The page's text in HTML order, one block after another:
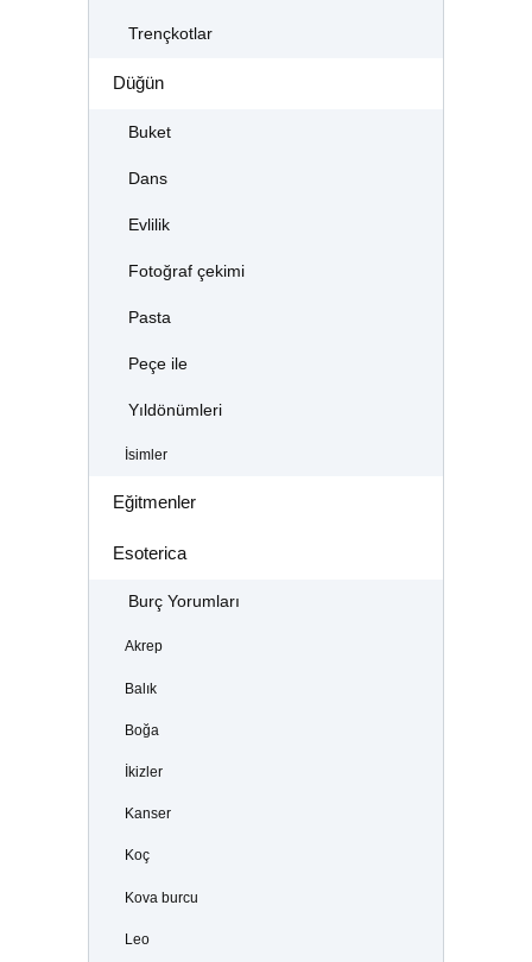
Trençkotlar
Düğün
Buket
Dans
Evlilik
Fotoğraf çekimi
Pasta
Peçe ile
Yıldönümleri
İsimler
Eğitmenler
Esoterica
Burç Yorumları
Akrep
Balık
Boğa
İkizler
Kanser
Koç
Kova burcu
Leo